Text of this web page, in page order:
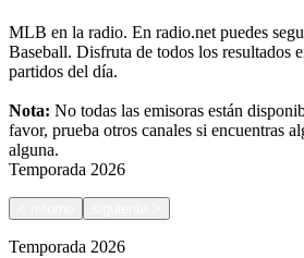
MLB en la radio. En radio.net puedes
Baseball. Disfruta de todos los resultados
partidos del día.
Nota: No todas las emisoras están
favor, prueba otros canales si encuentras
alguna.
Temporada 2026
Temporada 2026